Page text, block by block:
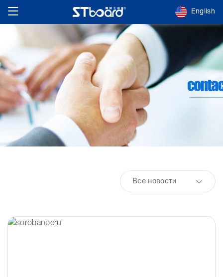
English
Все новости